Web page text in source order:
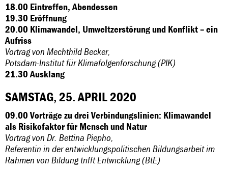
18.00 Eintreffen, Abendessen
19.30 Eröffnung
20.00 Klimawandel, Umweltzerstörung und Konflikt – ein
Aufriss
Vortrag von Mechthild Becker,
Potsdam-Institut für Klimafolgenforschung (PIK)
21.30 Ausklang
SAMSTAG, 25. APRIL 2020
09.00 Vorträge zu drei Verbindungslinien: Klimawandel
als Risikofaktor für Mensch und Natur
Vortrag von Dr. Bettina Piepho,
Referentin in der entwicklungspolitischen Bildungsarbeit im
Rahmen von Bildung trifft Entwicklung (BtE)